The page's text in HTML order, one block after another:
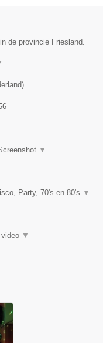
de provincie Friesland.
)
▼
Party, 70's en 80's ▼
video ▼